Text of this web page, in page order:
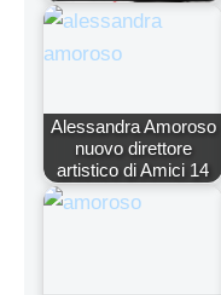
Alessandra Amoroso
nuovo direttore
artistico di Amici 14